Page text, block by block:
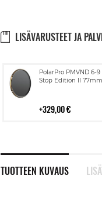
LISÄVARUSTEET JA
PolarPro PMVND 6-9
Stop Edition II 77mm
329,00 €
Lisää
ostoskoriin
TUOTTEEN KUVAUS